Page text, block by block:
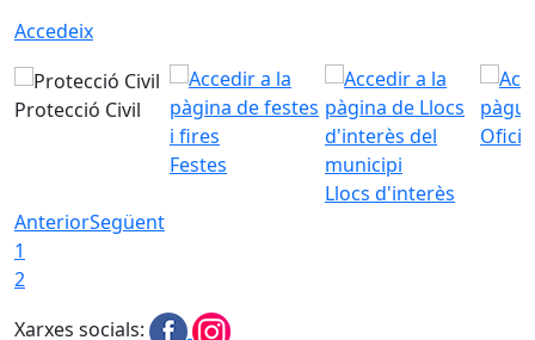
Accedeix
Protecció Civil
Festes
Llocs d'interès
AnteriorSegüent
1
2
Xarxes socials: